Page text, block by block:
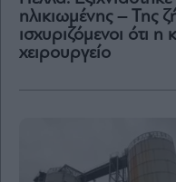
Investor
Crypto
Ανακοινώσεις
Content
ηλικιωμένης – Της
ισχυριζόμενοι ότι η
χειρουργείο